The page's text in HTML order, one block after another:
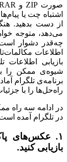
اشتباه چت یا
از دست بدهید.
می‌دهد، متوجه
چه‌قدر دشوار
اطلاعات
شیوه‌ی ممکن را
برنامه‌ی تلگرام
راه‌حل‌ها را با
در ادامه سه راه
در تلگرام آمده
۱. عکس‌های
بازیابی کنید.